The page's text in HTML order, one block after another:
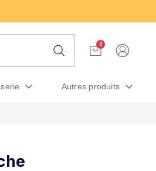
0
autres produits